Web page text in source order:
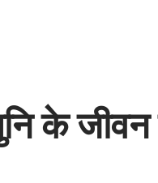
के